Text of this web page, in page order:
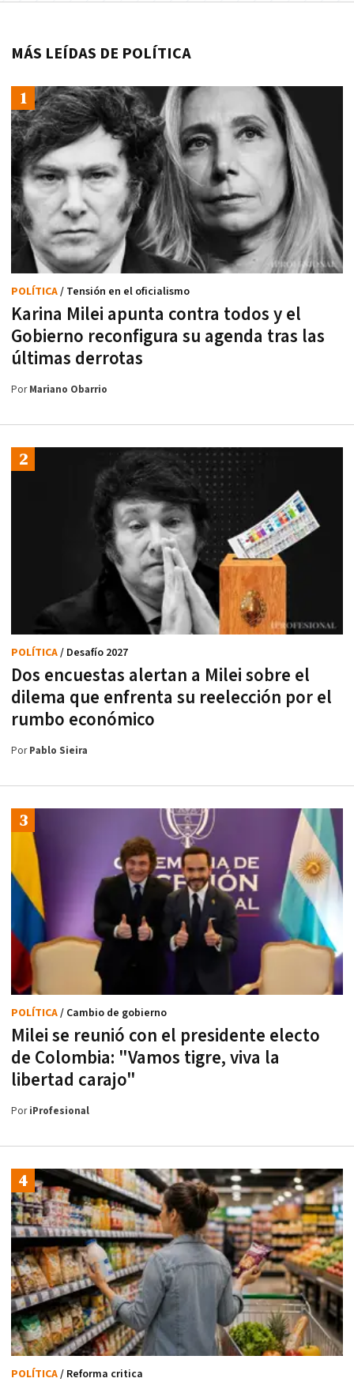
MÁS LEÍDAS DE POLÍTICA
Karina Milei apunta contra todos y el
Gobierno reconfigura su agenda tras las
últimas derrotas
POLÍTICA/ Tensión en el oficialismo
PorMariano Obarrio
Dos encuestas alertan a Milei sobre el
dilema que enfrenta su reelección por el
rumbo económico
POLÍTICA/ Desafío 2027
PorPablo Sieira
Milei se reunió con el presidente electo
de Colombia: "Vamos tigre, viva la
libertad carajo"
POLÍTICA/ Cambio de gobierno
PoriProfesional
POLÍTICA/ Reforma critica